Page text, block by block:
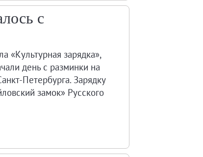
с
«Культурная зарядка»,
день с разминки на
Петербурга. Зарядку
замок» Русского